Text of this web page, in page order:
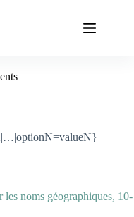
noms géographiques, 10-